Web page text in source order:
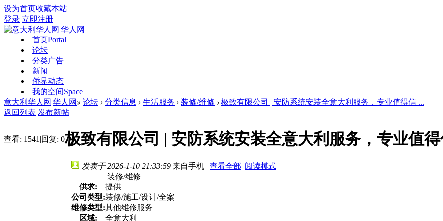
设为首页收藏本站
登录 立即注册
首页Portal
论坛
分类广告
新闻
侨界动态
我的空间Space
意大利华人网|华人网 » 论坛 › 分类信息 › 生活服务 › 装修/维修 › 极致有限公司 | 安防系统安装全意大利服务，专业值得信 ...
返回列表 发布新帖
查看: 1541 |回复: 0极致有限公司 | 安防系统安装全意大利服务，专业值
发表于 2026-1-10 21:33:59 来自手机 | 查看全部 |阅读模式
装修/维修
供求:
提供
公司类型:装修/施工/设计/全案
维修类型:其他维修服务
区域:
全意大利